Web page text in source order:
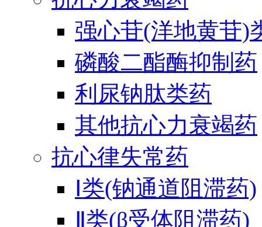
强心苷(洋地黄苷)
磷酸二酯酶抑制药
利尿钠肽类药
其他抗心力衰竭药
抗心律失常药
Ⅰ类(钠通道阻滞药)
Ⅱ类(β受体阻滞药)